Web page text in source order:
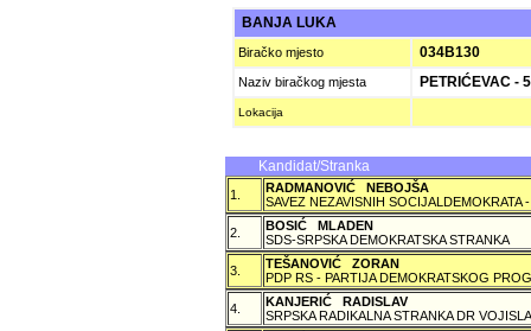
BANJA LUKA
Biračko mjesto 034B130
Naziv biračkog mjesta PETRIĆEVAC - 5
Lokacija
Kandidat/Stranka
1.
RADMANOVIĆ NEBOJŠA
SAVEZ NEZAVISNIH SOCIJALDEMOKRATA
2.
BOSIĆ MLADEN
SDS-SRPSKA DEMOKRATSKA STRANKA
3.
TEŠANOVIĆ ZORAN
PDP RS - PARTIJA DEMOKRATSKOG
4.
KANJERIĆ RADISLAV
SRPSKA RADIKALNA STRANKA DR